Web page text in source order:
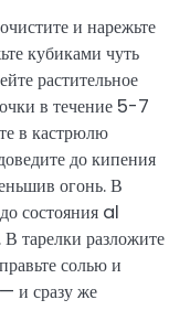
и нарежьте
кубиками чуть
растительное
в течение 5-7
в кастрюлю
до кипения
огонь. В
состояния al
тарелки разложите
солью и
и сразу же